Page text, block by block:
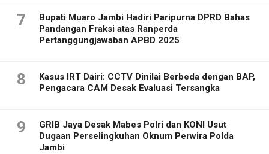
7
Bupati Muaro Jambi Hadiri Paripurna DPRD Bahas
Pandangan Fraksi atas Ranperda
Pertanggungjawaban APBD 2025
8
Kasus IRT Dairi: CCTV Dinilai Berbeda dengan BAP,
Pengacara CAM Desak Evaluasi Tersangka
9
GRIB Jaya Desak Mabes Polri dan KONI Usut
Dugaan Perselingkuhan Oknum Perwira Polda
Jambi